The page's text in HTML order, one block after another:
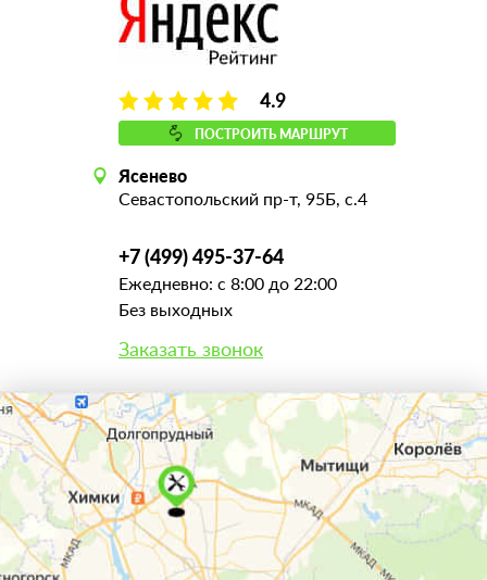
4.9
ПОСТРОИТЬ МАРШРУТ
Ясенево
Севастопольский пр-т, 95Б, с.4
+7 (499) 495-37-64
Ежедневно: с 8:00 до 22:00
Без выходных
Заказать звонок